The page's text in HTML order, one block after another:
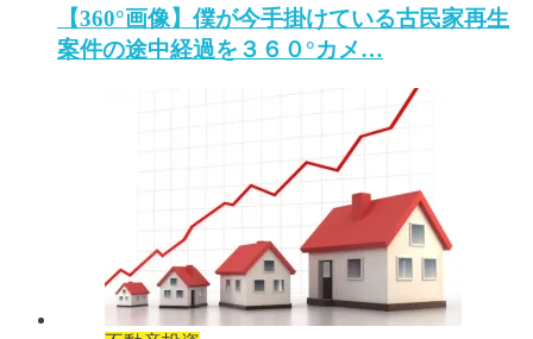
【360°画像】僕が今手掛けている古民家再生
案件の途中経過を３６０°カメ…